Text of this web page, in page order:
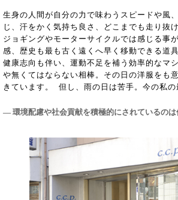
生身の人間が自分の力で味わうスピードや風
じ、汗をかく気持ち良さ、どこまでも走り抜
ジョギングやモーターサイクルでは感じる事
感、歴史も最も古く遠くへ早く移動できる道
健康志向も伴い、運動不足を補う効率的なマ
や無くてはならない相棒。その日の洋服をも
きています。 但し、雨の日は苦手。今の私の
― 環境配慮や社会貢献を積極的にされているのは